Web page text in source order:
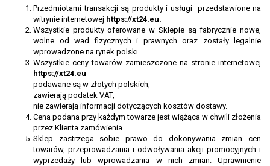
Przedmiotami transakcji są produkty i usługi przedstawione na
witrynie internetowej https://xt24.eu.
Wszystkie produkty oferowane w Sklepie są fabrycznie nowe,
wolne od wad fizycznych i prawnych oraz zostały legalnie
wprowadzone na rynek polski.
Wszystkie ceny towarów zamieszczone na stronie internetowej
https://xt24.eu
podawane są w złotych polskich,
zawierają podatek VAT,
nie zawierają informacji dotyczących kosztów dostawy.
Cena podana przy każdym towarze jest wiążąca w chwili złożenia
przez Klienta zamówienia.
Sklep zastrzega sobie prawo do dokonywania zmian cen
towarów, przeprowadzania i odwoływania akcji promocyjnych i
wyprzedaży lub wprowadzania w nich zmian. Uprawnienie